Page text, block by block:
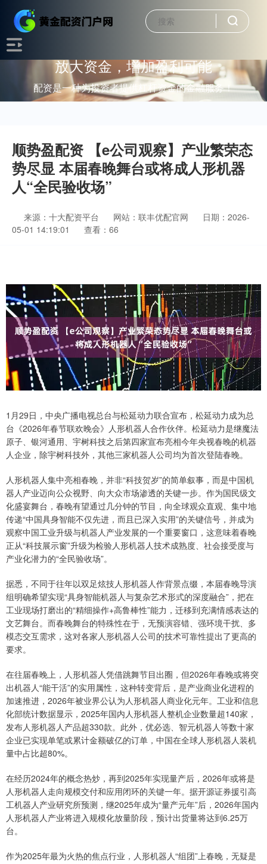
放大资金，增加盈利可能
配资是一种为投资者提供杠杆资金的金融服务！
顺势盈配资 【e公司观察】产业繁荣态
势尽显 本届春晚舞台或将成人形机器
人“全民验收场”
来源：十大配资平台 网站：联丰优配官网
日期：2026-
05-01 14:19:01
查看：66
1月29日，中央广播电视总台与松延动力联合宣布，松延动力成为总
台《2026年春节联欢晚会》人形机器人合作伙伴。松延动力是继魔法
原子、银河通用、宇树科技之后第四家宣布亮相今年央视春晚的机器
人企业，除宇树科技外，其他三家机器人公司均为首次登陆春晚。
人形机器人集中亮相春晚，并非“科技贺岁”的简单叙事，而是中国机
器人产业迈向公众视野、向大众市场渗透的关键一步。作为国民级文
化盛宴舞台，春晚有望通过几分钟的节目，向全球观众直观、集中地
传递“中国具身智能不仅先进，而且已深入实用”的关键信号，并成为
观察中国工业升级与机器人产业发展的一个重要窗口，这意味着春晚
正从“科技展示窗”升级为检验人形机器人技术成熟度、社会接受度与
产业化潜力的“全民验收场”。
据悉，不同于往年以双足炫技人形机器人作背景点缀，本届春晚导演
组明确希望实现“具身智能机器人与复杂艺术形式的深度融合”，把在
工业现场打磨出的“精细操作+高鲁棒性”能力，迁移到充满情感表达的
文艺舞台。而春晚舞台的特殊性在于，无预演容错、强环境干扰、多
模态交互需求，这对各家人形机器人公司的技术可靠性提出了更高的
要求。
在往届春晚上，人形机器人凭借跳舞节目出圈，但2026年春晚或将突
出机器人“能干活”的实用属性，这种转变背后，是产业商业化进程的
加速推进，2026年被业界公认为人形机器人商业化元年。工业和信息
化部统计数据显示，2025年国内人形机器人整机企业数量超140家，
发布人形机器人产品超330款。此外，优必选、智元机器人等数十家
企业已实现单笔或累计金额破亿的订单，中国在全球人形机器人装机
量中占比超80%。
在经历2024年的概念热炒，再到2025年实现量产后，2026年或将是
人形机器人走向规模交付和应用闭环的关键一年。据开源证券援引高
工机器人产业研究所预测，继2025年成为“量产元年”后，2026年国内
人形机器人产业将进入规模化放量阶段，预计出货量将达到6.25万
台。
作为2025年最为火热的焦点行业，人形机器人“组团”上春晚，无疑是